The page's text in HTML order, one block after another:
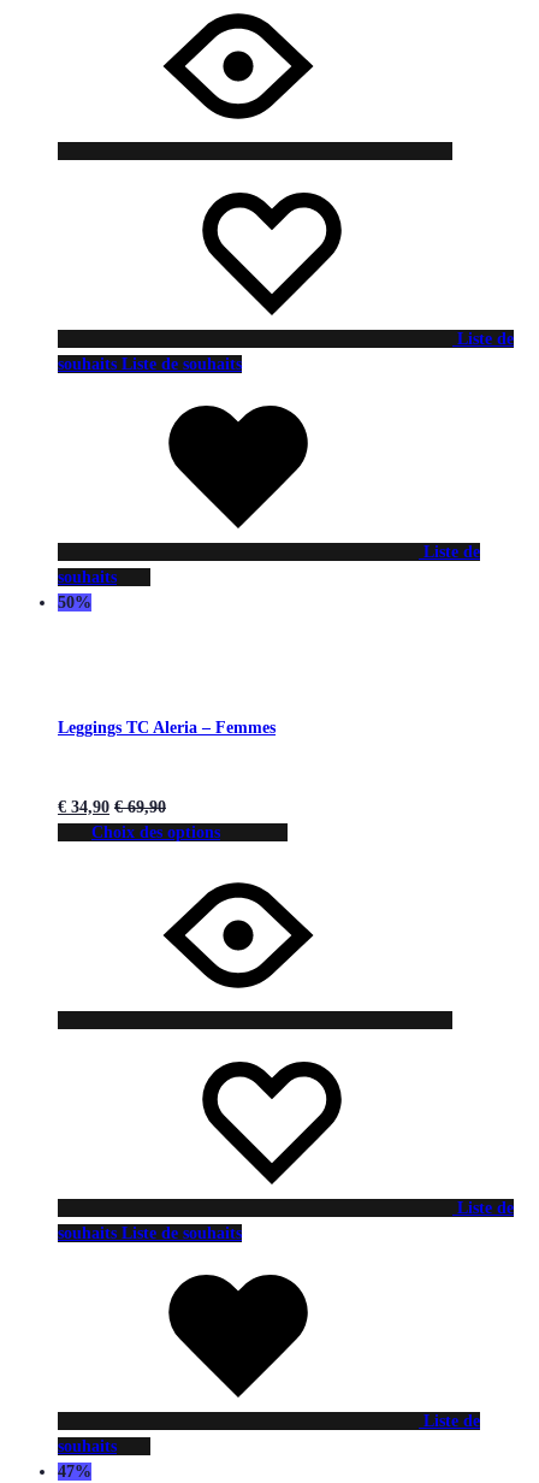
Liste de
souhaits Liste de souhaits
Liste de
souhaits
50%
Leggings TC Aleria – Femmes
€ 34,90 €69,90
Choix des options
Liste de
souhaits Liste de souhaits
Liste de
souhaits
47%